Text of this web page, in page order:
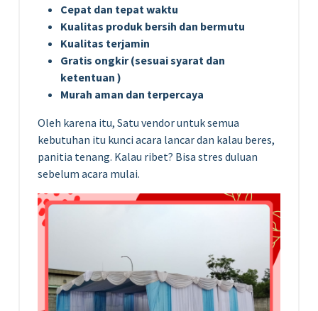
Cepat dan tepat waktu
Kualitas produk bersih dan bermutu
Kualitas terjamin
Gratis ongkir (sesuai syarat dan
ketentuan )
Murah aman dan terpercaya
Oleh karena itu, Satu vendor untuk semua
kebutuhan itu kunci acara lancar dan kalau beres,
panitia tenang. Kalau ribet? Bisa stres duluan
sebelum acara mulai.